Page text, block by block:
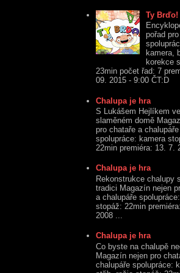
Ty Brďo!
pořad
kamera,
korekce
23min počet řad: 7
09. 2015 - 9:00 ČT:D
Chalupa je hra
S Lukášem Hejlíkem ve
slaměném domě
pro chataře a chalupáře
spolupráce: kamera
22min premiéra: 13. 7.
Chalupa je hra
Rekonstrukce chalupy
tradici Magazín nejen
a chalupáře
stopáž: 22min
2008 ...
Chalupa je hra
Co byste na chalupě
Magazín nejen pro
chalupáře spolupráce: